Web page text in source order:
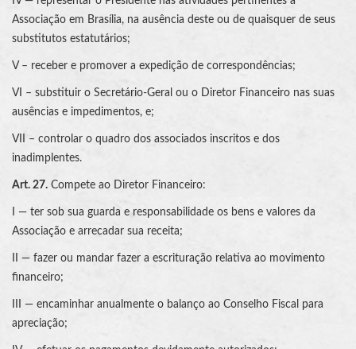
Associação em Brasília, na ausência deste ou de quaisquer de seus
substitutos estatutários;
V – receber e promover a expedição de correspondências;
VI – substituir o Secretário-Geral ou o Diretor Financeiro nas suas
ausências e impedimentos, e;
VII – controlar o quadro dos associados inscritos e dos
inadimplentes.
Art. 27. Compete ao Diretor Financeiro:
I — ter sob sua guarda e responsabilidade os bens e valores da
Associação e arrecadar sua receita;
II — fazer ou mandar fazer a escrituração relativa ao movimento
financeiro;
III — encaminhar anualmente o balanço ao Conselho Fiscal para
apreciação;